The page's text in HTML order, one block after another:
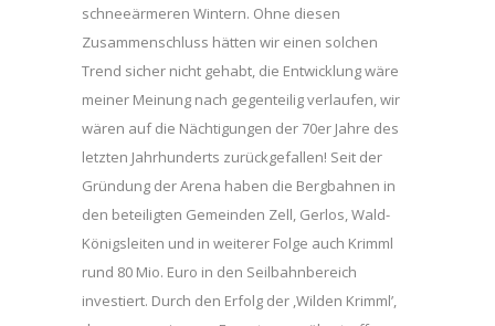
schneeärmeren Wintern. Ohne diesen
Zusammenschluss hätten wir einen solchen
Trend sicher nicht gehabt, die Entwicklung wäre
meiner Meinung nach gegenteilig verlaufen, wir
wären auf die Nächtigungen der 70er Jahre des
letzten Jahrhunderts zurückgefallen! Seit der
Gründung der Arena haben die Bergbahnen in
den beteiligten Gemeinden Zell, Gerlos, Wald-
Königsleiten und in weiterer Folge auch Krimml
rund 80 Mio. Euro in den Seilbahnbereich
investiert. Durch den Erfolg der ,Wilden Krimml’,